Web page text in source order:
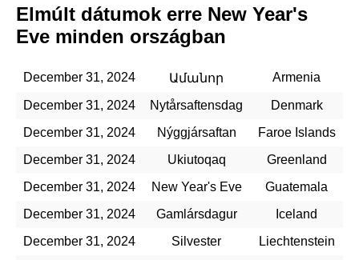
Elmúlt dátumok erre New Year's
Eve minden országban
December 31, 2024 Ամանոր Armenia
December 31, 2024 Nytårsaftensdag
Denmark
December 31, 2024
Nýggjársaftan
Faroe Islands
December 31, 2024
Ukiutoqaq
Greenland
December 31, 2024
New Year's Eve
Guatemala
December 31, 2024
Gamlársdagur
Iceland
December 31, 2024
Silvester
Liechtenstein